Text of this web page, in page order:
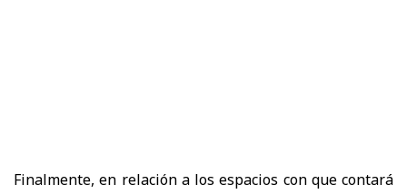
Finalmente, en relación a los espacios con que contará